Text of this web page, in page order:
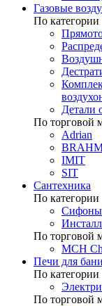
Газовые
По категории
Детали
По торговой
Adrian
IMIT
SIT
Сантехника
По категории
Сифоны
По торговой
MCH
Печи для
По категории
По торговой